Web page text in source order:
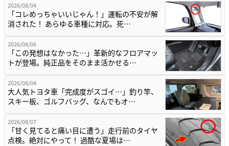
2026/08/04
「コレめっちゃいいじゃん！」運転の不安が解
消された！ あらゆる車種に対応。死…
2026/08/06
「この発想はなかった…」革新的なフロアマッ
トが登場。純正品をそのまま活かせる…
2026/08/04
大人気トヨタ車「完成度がスゴイ…」釣り竿、
スキー板、ゴルフバッグ、なんでもオ…
2026/08/07
「甘く見てると痛い目に遭う」走行前のタイヤ
点検。絶対にやって！ 過酷な夏場は…